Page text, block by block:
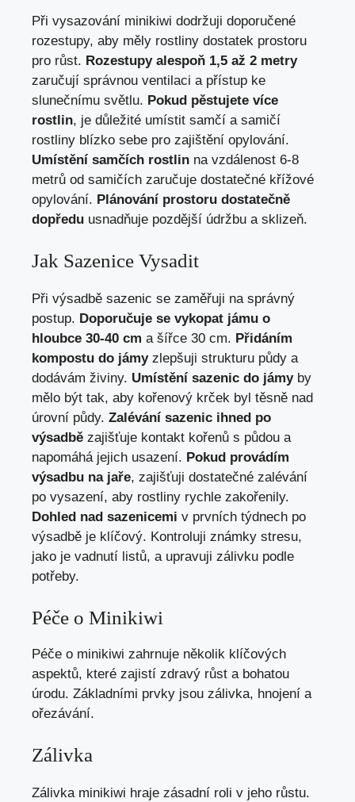
Při vysazování minikiwi dodržuji doporučené
rozestupy, aby měly rostliny dostatek prostoru
pro růst. Rozestupy alespoň 1,5 až 2 metry
zaručují správnou ventilaci a přístup ke
slunečnímu světlu. Pokud pěstujete více
rostlin, je důležité umístit samčí a samičí
rostliny blízko sebe pro zajištění opylování.
Umístění samčích rostlin na vzdálenost 6-8
metrů od samičích zaručuje dostatečné křížové
opylování. Plánování prostoru dostatečně
dopředu usnadňuje pozdější údržbu a sklizeň.
Jak Sazenice Vysadit
Při výsadbě sazenic se zaměřuji na správný
postup. Doporučuje se vykopat jámu o
hloubce 30-40 cm a šířce 30 cm. Přidáním
kompostu do jámyzlepšuji strukturu půdy a
dodávám živiny. Umístění sazenic do jámyby
mělo být tak, aby kořenový krček byl těsně nad
úrovní půdy. Zalévání sazenic ihned po
výsadbě zajišťuje kontakt kořenů s půdou a
napomáhá jejich usazení. Pokud provádím
výsadbu na jaře, zajišťuji dostatečné zalévání
po vysazení, aby rostliny rychle zakořenily.
Dohled nad sazenicemi v prvních týdnech po
výsadbě je klíčový. Kontroluji známky stresu,
jako je vadnutí listů, a upravuji zálivku podle
potřeby.
Péče o Minikiwi
Péče o minikiwi zahrnuje několik klíčových
aspektů, které zajistí zdravý růst a bohatou
úrodu. Základními prvky jsou zálivka, hnojení a
ořezávání.
Zálivka
Zálivka minikiwi hraje zásadní roli v jeho růstu.